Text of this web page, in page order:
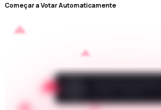
Começar a Votar Automaticamente